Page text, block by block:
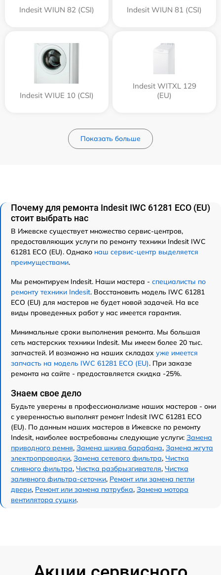
Indesit WIUN 82 (CSI) Indesit WIUN 81 (CSI)
Indesit WIUE 10 (CSI)
Indesit WITXL 129
(EU)
Показать больше
Почему для ремонта Indesit IWC 61281 ECO (EU)
стоит выбрать нас
В Ижевске существует множество сервис-центров,
предоставляющих услуги по ремонту техники Indesit IWC
61281 ECO (EU). Однако наш сервис-центр выделяется
преимуществами.
Мы ремонтируем Indesit. Наши мастера - специалисты по
ремонту техники Indesit. Восстановить модель IWC 61281
ECO (EU) для мастеров не будет новой задачей. На все
виды проведенных работ у нас имеется гарантия.
Минимальные сроки выполнения ремонта. Мы большая
сеть мастерских техники Indesit. Мы имеем более 20 тыс.
запчастей. И возможно на наших складах уже имеется
запчасть на модель IWC 61281 ECO (EU). При заказе
ремонта на сайте - предоставляется скидка -25%.
Знаем свое дело
Будьте уверены в профессионализме наших мастеров - они
с уверенностью выполнят ремонт Indesit IWC 61281 ECO
(EU). По данным наших мастеров в Ижевске по ремонту
Indesit, наиболее востребованы следующие услуги: Замена
приводного ремня, Замена шкива барабана, Замена жгута
электропроводки, Замена сетевого фильтра, Чистка
сливного фильтра, Чистка разбрызгивателя, Чистка
заливного фильтра-сеточки, Ремонт или замена петли
двери, Ремонт или замена патрубка, Замена мотора
вентилятора сушки.